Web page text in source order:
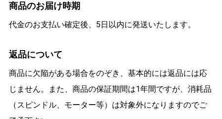
商品のお届け時期
代金のお支払い確定後、5日以内に発送いたします。
返品について
商品に欠陥がある場合をのぞき、基本的には返品には応
じません。また、商品の保証期間は1年間ですが、消耗品
（スピンドル、モーター等）は対象外になりますのでご